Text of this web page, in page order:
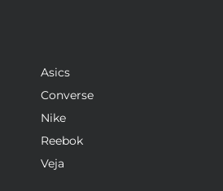
Asics
Converse
Nike
Reebok
Veja